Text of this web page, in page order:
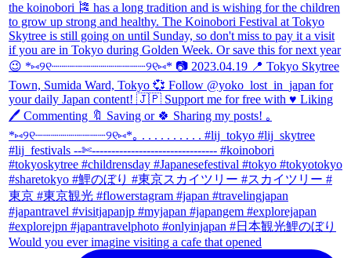
Would you ever imagine visiting a cafe that opened